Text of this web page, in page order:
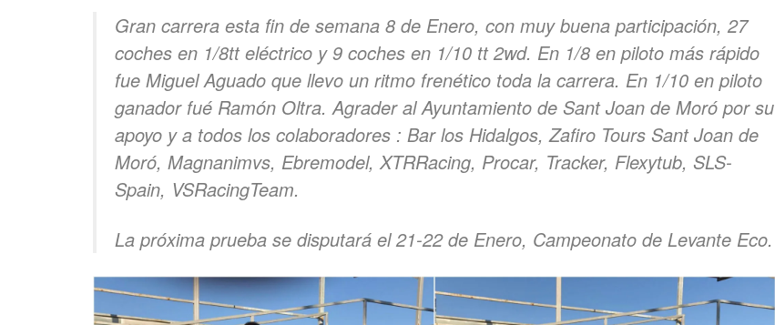
Gran carrera esta fin de semana 8 de Enero, con muy buena participación, 27
coches en 1/8tt eléctrico y 9 coches en 1/10 tt 2wd. En 1/8 en piloto más rápido
fue Miguel Aguado que llevo un ritmo frenético toda la carrera. En 1/10 en piloto
ganador fué Ramón Oltra. Agrader al Ayuntamiento de Sant Joan de Moró por su
apoyo y a todos los colaboradores : Bar los Hidalgos,Zafiro Tours Sant Joan de
Moró, Magnanimvs, Ebremodel, XTRRacing, Procar, Tracker, Flexytub, SLS-
Spain, VSRacingTeam.
La próxima prueba se disputará el 21-22 de Enero, Campeonato de Levante Eco.